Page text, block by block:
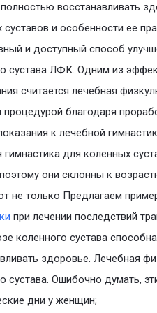
восстанавливать
суставов и особенности ее
и доступный способ
сустава ЛФК. Одним из
считается лечебная
процедурой благодаря
к лечебной
гимнастика для коленных
они склонны к
не только Предлагаем
при лечении последствий
коленного сустава
здоровье. Лечебная
сустава. Ошибочно думать,
дни у женщин;